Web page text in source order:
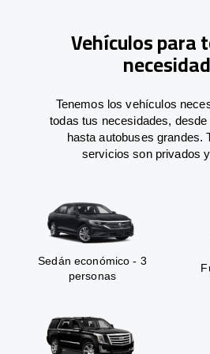
Vehículos para
Tenemos los vehículos
todas tus necesidades,
hasta autobuses grandes.
servicios son privados
Sedán económico - 3
personas